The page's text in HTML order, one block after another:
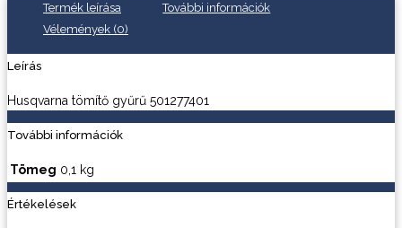
Termék leírása
További információk
Vélemények (0)
Leírás
Husqvarna tömítő gyűrű 501277401
További információk
Tömeg 0,1 kg
Értékelések